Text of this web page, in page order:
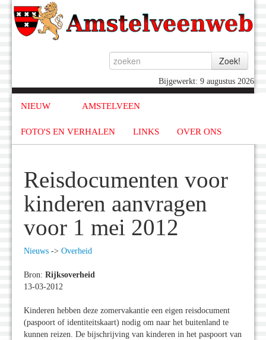
Bijgewerkt: 9 augustus 2026
NIEUW AMSTELVEEN
FOTO'S EN VERHALEN LINKS OVER ONS
Reisdocumenten voor
kinderen aanvragen
voor 1 mei 2012
Nieuws -> Overheid
Bron: Rijksoverheid
13-03-2012
Kinderen hebben deze zomervakantie een eigen reisdocument
(paspoort of identiteitskaart) nodig om naar het buitenland te
kunnen reizen. De bijschrijving van kinderen in het paspoort van